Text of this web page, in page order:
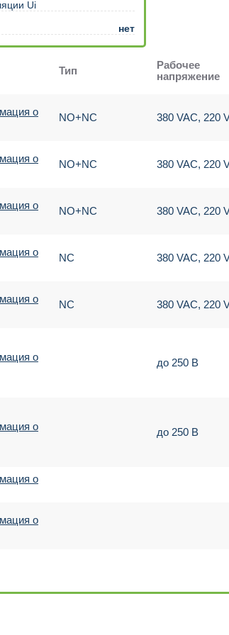
Ui
нет
Тип
Рабочее
напряжение
NO+NC 380 VAC, 220
NO+NC 380 VAC, 220
NO+NC 380 VAC, 220
NC 380 VAC, 220
NC 380 VAC, 220
до 250 В
до 250 В